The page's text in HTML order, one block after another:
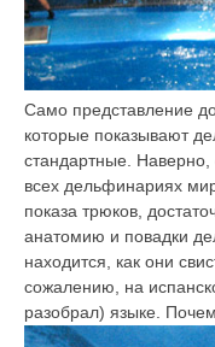
Само представление
которые показывают
стандартные.
всех дельфинариях
показа трюков,
анатомию и повадки
находится, как они
сожалению, на
разобрал) языке.